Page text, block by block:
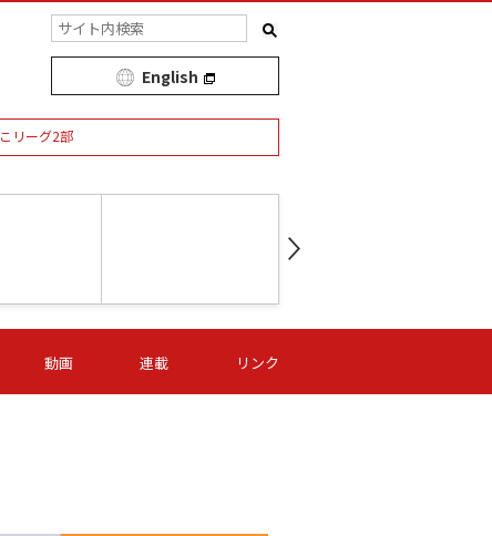
English
リーグ2部
06 (日) 15:00
-
第16節 09/06 (日) 15:00
- -
動画 連載 リンク